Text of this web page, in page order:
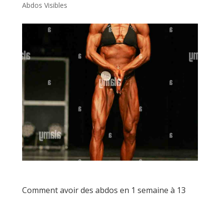
Abdos Visibles
Comment avoir des abdos en 1 semaine à 13